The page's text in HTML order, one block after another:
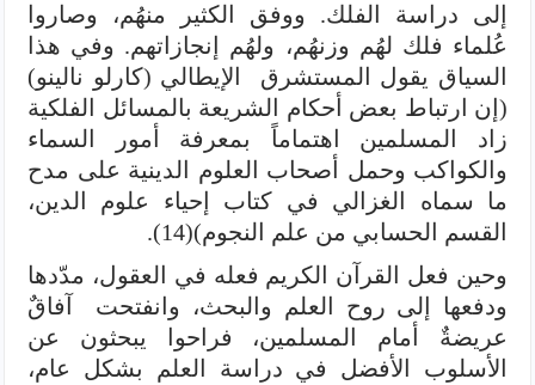
إلى دراسة الفلك. ووفق الكثير منهُم، وصاروا
عُلماء فلك لهُم وزنهُم، ولهُم إنجازاتهم. وفي هذا
السياق يقول المستشرق الإيطالي (كارلو نالينو)
(إن ارتباط بعض أحكام الشريعة بالمسائل الفلكية
زاد المسلمين اهتماماً بمعرفة أمور السماء
والكواكب وحمل أصحاب العلوم الدينية على مدح
ما سماه الغزالي في كتاب إحياء علوم الدين،
القسم الحسابي من علم النجوم)(14).
وحين فعل القرآن الكريم فعله في العقول، مدّدها
ودفعها إلى روح العلم والبحث، وانفتحت آفاقٌ
عريضةٌ أمام المسلمين، فراحوا يبحثون عن
الأسلوب الأفضل في دراسة العلم بشكل عام،